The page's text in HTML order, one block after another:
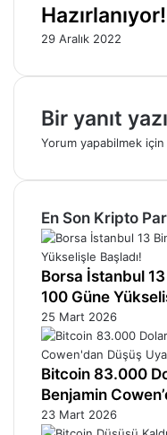
Hazırlanıyor!
29 Aralık 2022
Bir yanıt
Yorum yapabilmek için
En Son Kripto
Borsa İstanbul
100 Güne
25 Mart 2026
Bitcoin 83.000
Benjamin
23 Mart 2026